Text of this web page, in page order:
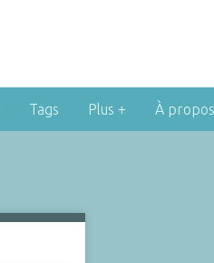
Tags Plus + À propos